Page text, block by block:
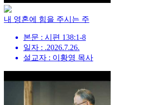
내 영혼에 힘을 주시는 주
본문 : 시편 138:1-8
일자 : .2026.7.26.
설교자 : 이황영 목사